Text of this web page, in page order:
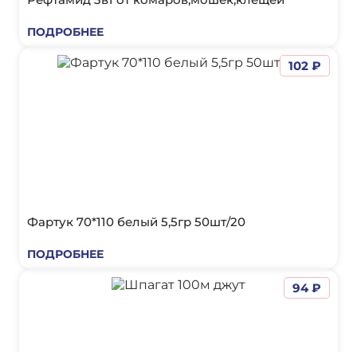
ПОДРОБНЕЕ
Фартук 70*110 белый 5,5гр 50шт/20
ПОДРОБНЕЕ
102 ₽
94 ₽